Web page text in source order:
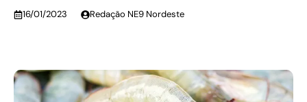
16/01/2023 Redação NE9 Nordeste